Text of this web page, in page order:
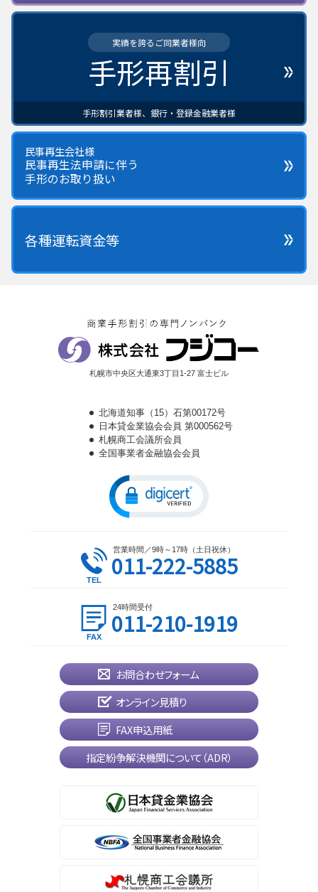
実績を誇るご同業者様向
手形再割引
手形割引業者様、銀行・登録金融業者様
民事再生会社様
民事再生法申請に伴う
手形のお取り扱い
各種運転資金等
札幌市中央区大通東3丁目1-27 富士ビル
北海道知事（15）石第00172号
日本貸金業協会会員 第000562号
札幌商工会議所会員
全国事業者金融協会会員
営業時間／9時～17時（土日祝休）
011-222-5885
24時間受付
011-210-1919
お問合わせフォーム
オンライン見積り
FAX申込用紙
指定紛争解決機関について（ADR）